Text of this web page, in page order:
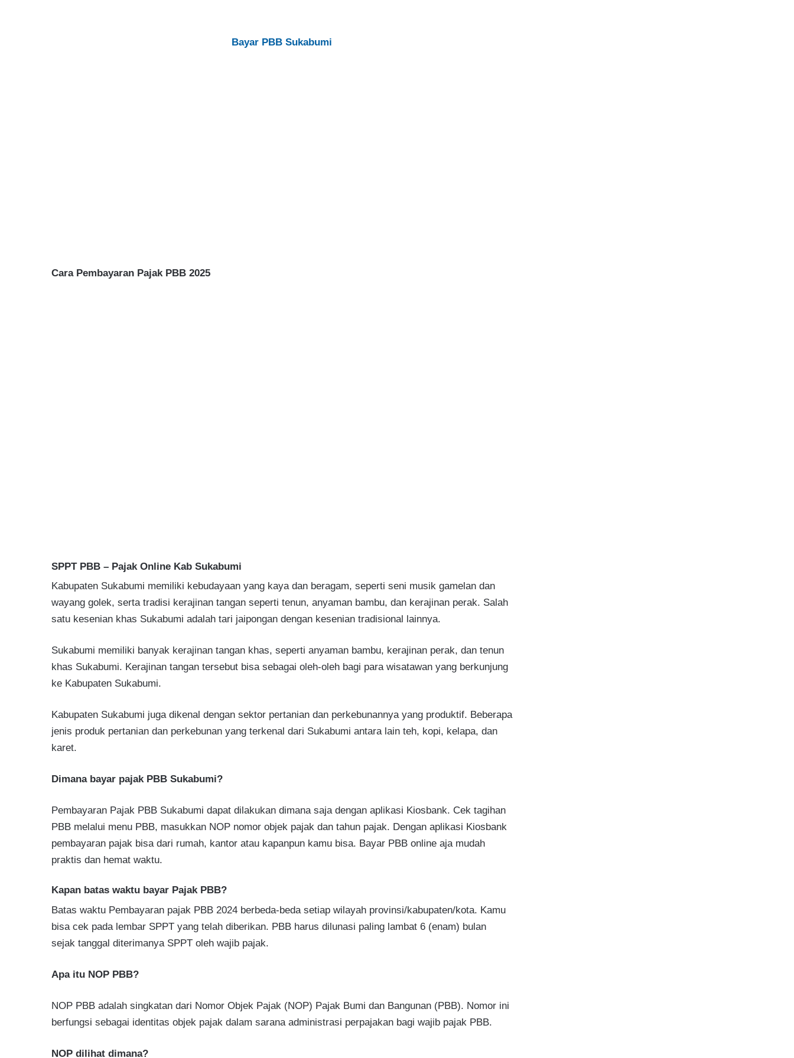
Bayar PBB Sukabumi
Cara Pembayaran Pajak PBB 2025
SPPT PBB – Pajak Online Kab Sukabumi
Kabupaten Sukabumi memiliki kebudayaan yang kaya dan beragam, seperti seni musik gamelan dan
wayang golek, serta tradisi kerajinan tangan seperti tenun, anyaman bambu, dan kerajinan perak. Salah
satu kesenian khas Sukabumi adalah tari jaipongan dengan kesenian tradisional lainnya.
Sukabumi memiliki banyak kerajinan tangan khas, seperti anyaman bambu, kerajinan perak, dan tenun
khas Sukabumi. Kerajinan tangan tersebut bisa sebagai oleh-oleh bagi para wisatawan yang berkunjung
ke Kabupaten Sukabumi.
Kabupaten Sukabumi juga dikenal dengan sektor pertanian dan perkebunannya yang produktif. Beberapa
jenis produk pertanian dan perkebunan yang terkenal dari Sukabumi antara lain teh, kopi, kelapa, dan
karet.
Dimana bayar pajak PBB Sukabumi?
Pembayaran Pajak PBB Sukabumi dapat dilakukan dimana saja dengan aplikasi Kiosbank. Cek tagihan
PBB melalui menu PBB, masukkan NOP nomor objek pajak dan tahun pajak. Dengan aplikasi Kiosbank
pembayaran pajak bisa dari rumah, kantor atau kapanpun kamu bisa. Bayar PBB online aja mudah
praktis dan hemat waktu.
Kapan batas waktu bayar Pajak PBB?
Batas waktu Pembayaran pajak PBB 2024 berbeda-beda setiap wilayah provinsi/kabupaten/kota. Kamu
bisa cek pada lembar SPPT yang telah diberikan. PBB harus dilunasi paling lambat 6 (enam) bulan
sejak tanggal diterimanya SPPT oleh wajib pajak.
Apa itu NOP PBB?
NOP PBB adalah singkatan dari Nomor Objek Pajak (NOP) Pajak Bumi dan Bangunan (PBB). Nomor ini
berfungsi sebagai identitas objek pajak dalam sarana administrasi perpajakan bagi wajib pajak PBB.
NOP dilihat dimana?